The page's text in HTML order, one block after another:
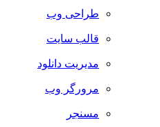
طراحی وب
قالب سایت
مدیریت دانلود
مرورگر وب
مسنجر